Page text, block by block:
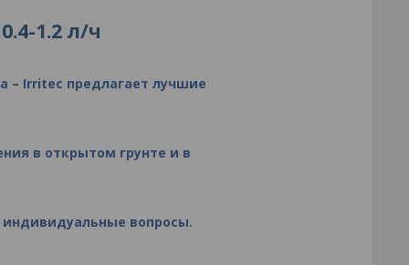
0.4-1.2 л/ч
– Irritec предлагает лучшие
в открытом грунте и в
вопросы.